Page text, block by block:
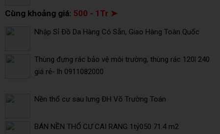
Cùng khoảng giá: 500 - 1Tr ➤
Nhập Sỉ Đồ Da Hàng Có Sẵn, Giao Hàng Toàn Quốc
Thùng đựng rác bảo vệ môi trường, thùng rác 120l 240
giá rẻ- lh 0911082000
Nền thổ cư sau lưng ĐH Võ Trường Toán
BÁN NỀN THỔ CƯ CAI RANG 1tỷ050 71.4 m2